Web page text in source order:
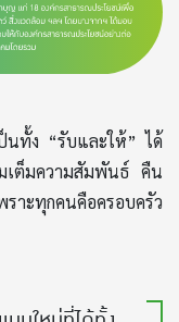
นทั้ง “รับและให้” ได้
เต็มความสัมพันธ์ คืน
าะทุกคนคือครอบครัว